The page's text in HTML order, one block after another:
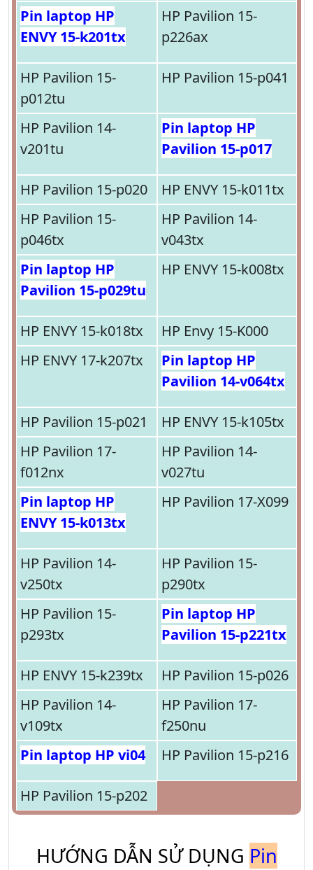
Pin laptop HP
ENVY 15-k201tx
HP Pavilion 15-
p226ax
HP Pavilion 15-
p012tu
HP Pavilion 15-p041
HP Pavilion 14-
v201tu
Pin laptop HP
Pavilion 15-p017
HP Pavilion 15-p020
HP ENVY 15-k011tx
HP Pavilion 15-
p046tx
HP Pavilion 14-
v043tx
Pin laptop HP
Pavilion 15-p029tu
HP ENVY 15-k008tx
HP ENVY 15-k018tx
HP Envy 15-K000
HP ENVY 17-k207tx
Pin laptop HP
Pavilion 14-v064tx
HP Pavilion 15-p021
HP ENVY 15-k105tx
HP Pavilion 17-
f012nx
HP Pavilion 14-
v027tu
Pin laptop HP
ENVY 15-k013tx
HP Pavilion 17-X099
HP Pavilion 14-
v250tx
HP Pavilion 15-
p290tx
HP Pavilion 15-
p293tx
Pin laptop HP
Pavilion 15-p221tx
HP ENVY 15-k239tx
HP Pavilion 15-p026
HP Pavilion 14-
v109tx
HP Pavilion 17-
f250nu
Pin laptop HP vi04
HP Pavilion 15-p216
HP Pavilion 15-p202
HƯỚNG DẪN SỬ DỤNG Pin